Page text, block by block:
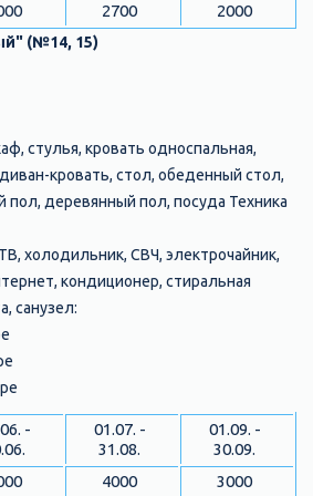
2700 2000
(№14, 15)
стулья, кровать односпальная,
кровать, стол, обеденный стол,
деревянный пол, посуда Техника
холодильник, СВЧ, электрочайник,
кондиционер, стиральная
санузел:
-
01.07. -
31.08.
01.09. -
30.09.
4000 3000